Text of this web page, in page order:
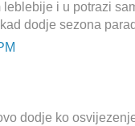
i u potrazi
dodje sezona
dodje ko